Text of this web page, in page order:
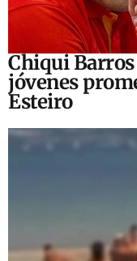
Chiqui
jóvenes
Esteiro